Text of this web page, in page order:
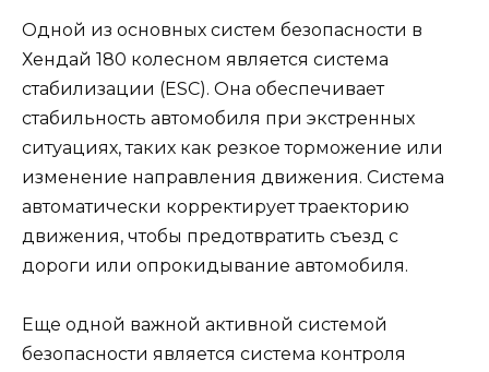
Одной из основных систем безопасности в
Хендай 180 колесном является система
стабилизации (ESC). Она обеспечивает
стабильность автомобиля при экстренных
ситуациях, таких как резкое торможение или
изменение направления движения. Система
автоматически корректирует траекторию
движения, чтобы предотвратить съезд с
дороги или опрокидывание автомобиля.
Еще одной важной активной системой
безопасности является система контроля